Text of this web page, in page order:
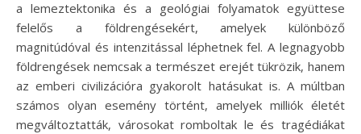
a lemeztektonika és a geológiai folyamatok együttese
felelős a földrengésekért, amelyek különböző
magnitúdóval és intenzitással léphetnek fel. A legnagyobb
földrengések nemcsak a természet erejét tükrözik, hanem
az emberi civilizációra gyakorolt hatásukat is. A múltban
számos olyan esemény történt, amelyek milliók életét
megváltoztatták, városokat romboltak le és tragédiákat